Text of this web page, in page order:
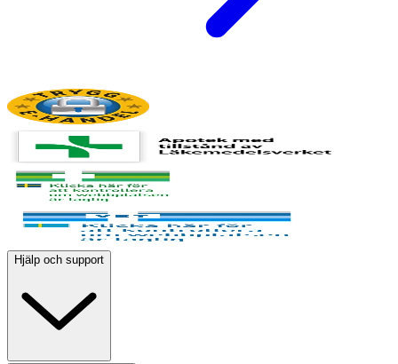
Hjälp och support